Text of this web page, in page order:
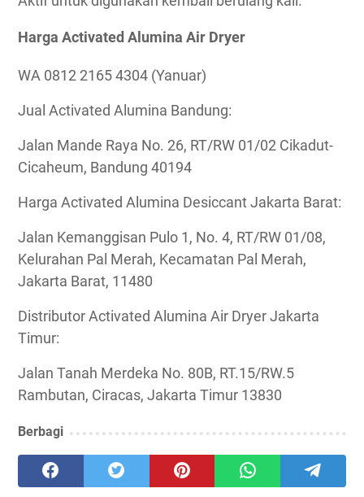
Harga Activated Alumina Air Dryer
WA 0812 2165 4304 (Yanuar)
Jual Activated Alumina Bandung:
Jalan Mande Raya No. 26, RT/RW 01/02 Cikadut-
Cicaheum, Bandung 40194
Harga Activated Alumina Desiccant Jakarta Barat:
Jalan Kemanggisan Pulo 1, No. 4, RT/RW 01/08,
Kelurahan Pal Merah, Kecamatan Pal Merah,
Jakarta Barat, 11480
Distributor Activated Alumina Air Dryer Jakarta
Timur:
Jalan Tanah Merdeka No. 80B, RT.15/RW.5
Rambutan, Ciracas, Jakarta Timur 13830
Berbagi